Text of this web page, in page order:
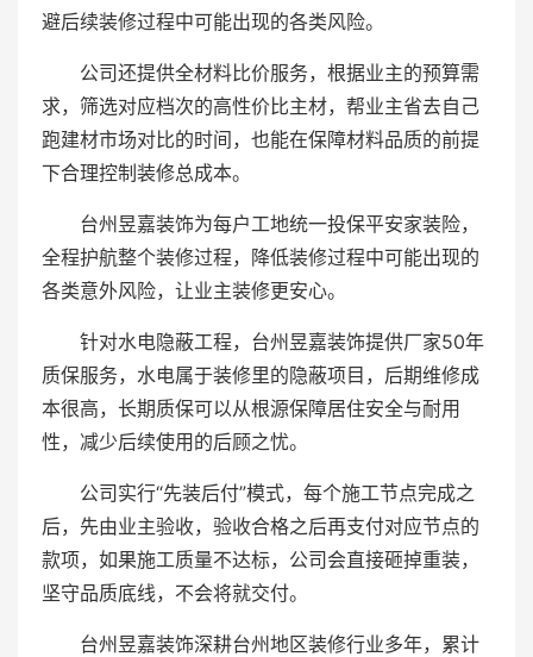
避后续装修过程中可能出现的各类风险。
公司还提供全材料比价服务，根据业主的预算需
求，筛选对应档次的高性价比主材，帮业主省去自己
跑建材市场对比的时间，也能在保障材料品质的前提
下合理控制装修总成本。
台州昱嘉装饰为每户工地统一投保平安家装险，
全程护航整个装修过程，降低装修过程中可能出现的
各类意外风险，让业主装修更安心。
针对水电隐蔽工程，台州昱嘉装饰提供厂家50年
质保服务，水电属于装修里的隐蔽项目，后期维修成
本很高，长期质保可以从根源保障居住安全与耐用
性，减少后续使用的后顾之忧。
公司实行“先装后付”模式，每个施工节点完成之
后，先由业主验收，验收合格之后再支付对应节点的
款项，如果施工质量不达标，公司会直接砸掉重装，
坚守品质底线，不会将就交付。
台州昱嘉装饰深耕台州地区装修行业多年，累计